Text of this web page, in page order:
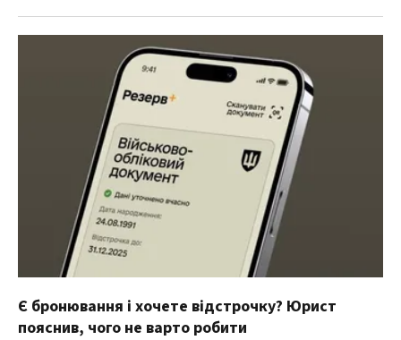
Є бронювання і хочете відстрочку? Юрист
пояснив, чого не варто робити